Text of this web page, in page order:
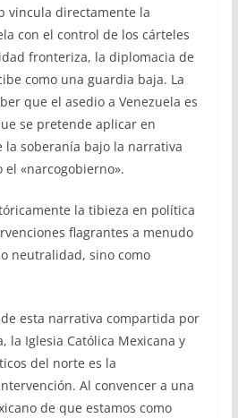
vincula directamente la
con el control de los cárteles
fronteriza, la diplomacia de
como una guardia baja. La
que el asedio a Venezuela es
se pretende aplicar en
la soberanía bajo la narrativa
el «narcogobierno».
la tibieza en política
flagrantes a menudo
neutralidad, sino como
esta narrativa compartida por
la Iglesia Católica Mexicana y
del norte es la
Al convencer a una
de que estamos como